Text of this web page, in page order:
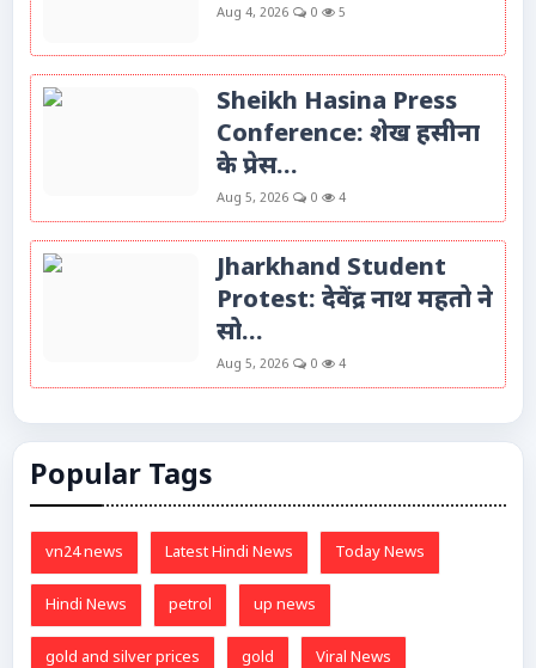
Aug 4, 2026 0 5
Sheikh Hasina Press
Conference: शेख हसीना
के प्रेस...
Aug 5, 2026 0 4
Jharkhand Student
Protest: देवेंद्र नाथ महतो ने
सो...
Aug 5, 2026 0 4
Popular Tags
vn24 news Latest Hindi News Today News
Hindi News petrol up news
gold and silver prices gold Viral News